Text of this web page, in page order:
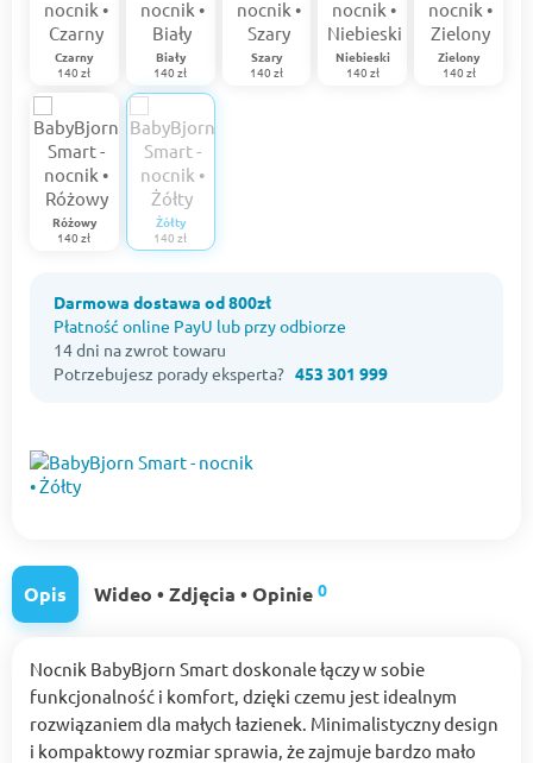
Czarny
140 zł
Biały
140 zł
Szary
140 zł
Niebieski
140 zł
Zielony
140 zł
Żółty
140 zł
Różowy
140 zł
Darmowa dostawa od 800zł
Płatność online PayU lub przy odbiorze
14 dni na zwrot towaru
Potrzebujesz porady eksperta? 453 301 999
Opis Wideo • Zdjęcia • Opinie 0
Nocnik BabyBjorn Smart doskonale łączy w sobie
funkcjonalność i komfort, dzięki czemu jest idealnym
rozwiązaniem dla małych łazienek. Minimalistyczny design
i kompaktowy rozmiar sprawia, że zajmuje bardzo mało